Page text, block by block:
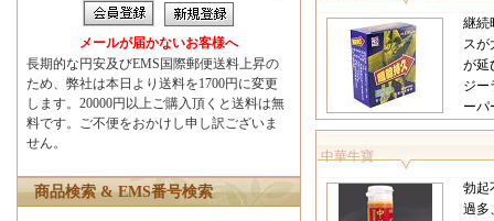
メールが届かないお客様へ
長期的な円安及びEMS国際郵便送料上昇の
ため、弊社は本日より送料を1700円に変更
します。20000円以上ご購入頂くと送料は無
料です。ご不便をおかけし申し訳ございま
せん。
商品検索 & EMS番号検索
継続
スが
が延
ジー
ーパ
中華牛寶
勃起
過多